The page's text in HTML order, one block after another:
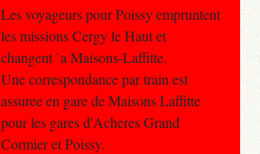
Les voyageurs pour Poissy empruntent
les missions Cergy le Haut et
changent `a Maisons-Laffitte.
Une correspondance par train est
assuree en gare de Maisons Laffitte
pour les gares d'Acheres Grand
Cormier et Poissy.